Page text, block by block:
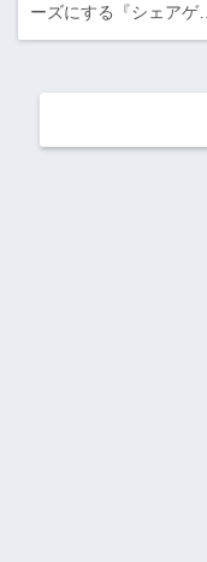
ーズにする『シェアゲ…